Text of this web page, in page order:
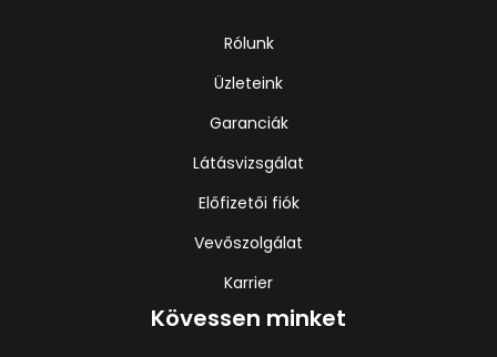
Rólunk
Üzleteink
Garanciák
Látásvizsgálat
Előfizetői fiók
Vevőszolgálat
Karrier
Kövessen minket